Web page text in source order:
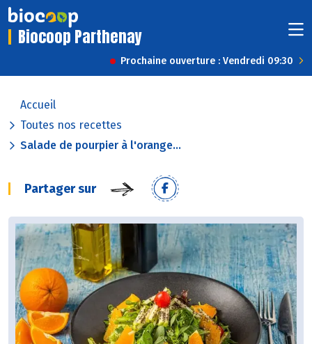
Biocoop Parthenay
Prochaine ouverture : Vendredi 09:30
Accueil
Toutes nos recettes
Salade de pourpier à l'orange...
Partager sur